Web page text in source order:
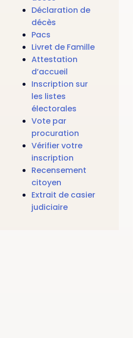
Déclaration de
décès
Pacs
Livret de Famille
Attestation
d’accueil
Inscription sur
les listes
électorales
Vote par
procuration
Vérifier votre
inscription
Recensement
citoyen
Extrait de casier
judiciaire